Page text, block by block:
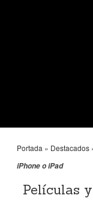
Portada » Destacados
iPhone o iPad
Películas